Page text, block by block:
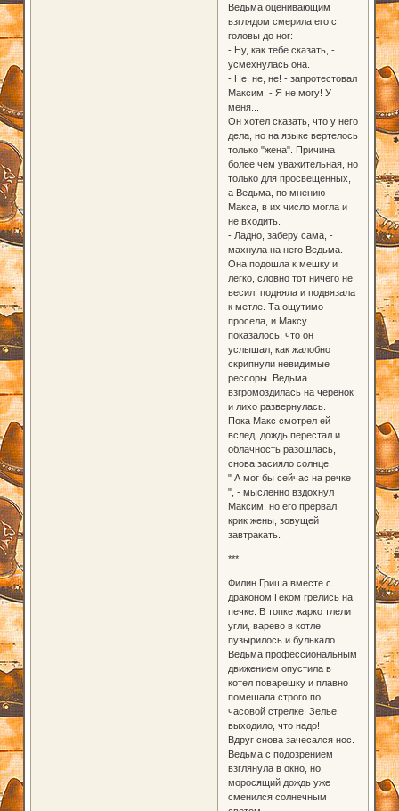
Ведьма оценивающим
взглядом смерила его с
головы до ног:
- Ну, как тебе сказать, -
усмехнулась она.
- Не, не, не! - запротестовал
Максим. - Я не могу! У
меня...
Он хотел сказать, что у него
дела, но на языке вертелось
только "жена". Причина
более чем уважительная, но
только для просвещенных,
а Ведьма, по мнению
Макса, в их число могла и
не входить.
- Ладно, заберу сама, -
махнула на него Ведьма.
Она подошла к мешку и
легко, словно тот ничего не
весил, подняла и подвязала
к метле. Та ощутимо
просела, и Максу
показалось, что он
услышал, как жалобно
скрипнули невидимые
рессоры. Ведьма
взгромоздилась на черенок
и лихо развернулась.
Пока Макс смотрел ей
вслед, дождь перестал и
облачность разошлась,
снова засияло солнце.
" А мог бы сейчас на речке
", - мысленно вздохнул
Максим, но его прервал
крик жены, зовущей
завтракать.
***
Филин Гриша вместе с
драконом Геком грелись на
печке. В топке жарко тлели
угли, варево в котле
пузырилось и булькало.
Ведьма профессиональным
движением опустила в
котел поварешку и плавно
помешала строго по
часовой стрелке. Зелье
выходило, что надо!
Вдруг снова зачесался нос.
Ведьма с подозрением
взглянула в окно, но
моросящий дождь уже
сменился солнечным